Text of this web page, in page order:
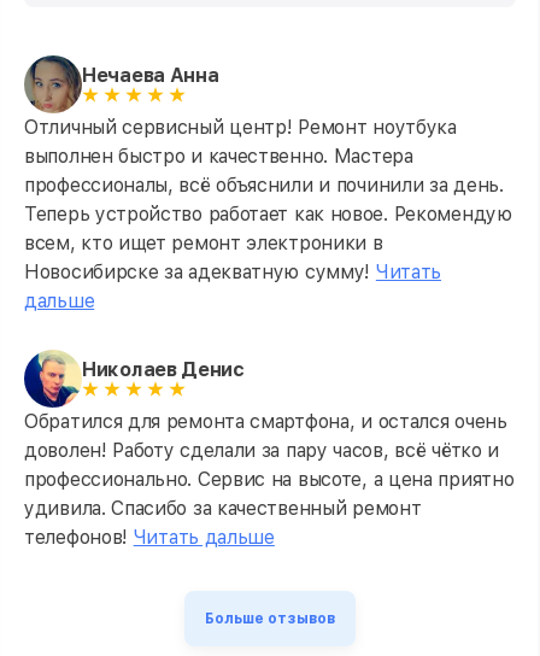
Нечаева Анна
Отличный сервисный центр! Ремонт ноутбука
выполнен быстро и качественно. Мастера
профессионалы, всё объяснили и починили за день.
Теперь устройство работает как новое. Рекомендую
всем, кто ищет ремонт электроники в
Новосибирске за адекватную сумму! Читать
дальше
Николаев Денис
Обратился для ремонта смартфона, и остался очень
доволен! Работу сделали за пару часов, всё чётко и
профессионально. Сервис на высоте, а цена приятно
удивила. Спасибо за качественный ремонт
телефонов! Читать дальше
Больше отзывов